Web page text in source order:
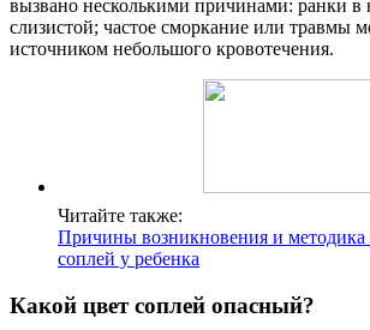
вызвано несколькими причинами: ранки в
слизистой; частое сморкание или травмы
источником небольшого кровотечения.
Читайте также:
Причины возникновения и методика
соплей у ребенка
Какой цвет соплей опасный?